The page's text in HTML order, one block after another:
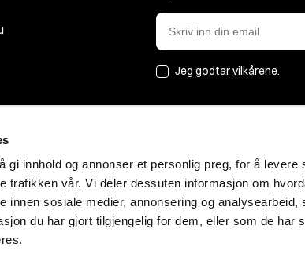
gi innhold og annonser et personlig preg, for å levere
trafikken vår. Vi deler dessuten informasjon om
innen sosiale medier, annonsering og analysearbeid,
du har gjort tilgjengelig for dem, eller som de har
Jeg godtarvilkårene.
Jakt&Friluft
Om oss
Bærekraft